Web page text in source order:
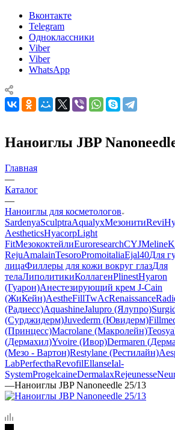
Вконтакте
Telegram
Одноклассники
Viber
Viber
WhatsApp
Наноиглы JBP
Главная
—
Каталог
—
Наноиглы для косметологов
SardenyaSculptraAqualyxМезонитиRevi
AestheticsHyacorpLight
FitМезококтейлиEuroresearchCYJMeline
RejuAmalainTesoroPromoitaliaEjal40Для
лицаФиллеры для кожи вокруг глазДля
телаЛиполитикиКоллагенPlinestHyaron
(Гуарон)Анестезирующий крем J-Cain
(ЖиКейн)AestheFillTwAcRenaissance
(Радиесс)AquashineJalupro (Ялупро)
(Сурджидерм)Juvederm (Ювидерм)
(Принцесс)Macrolane (Макролейн)
(Дермахил)Yvoire (Ивор)Dermaren
(Мезо - Вартон)Restylane (Рестилайн)
LabPerfecthaRevofilEllanseIal-
SystemProgelcaineDermalaxRejeunesse
—Наноиглы JBP Nanoneedle 25/13